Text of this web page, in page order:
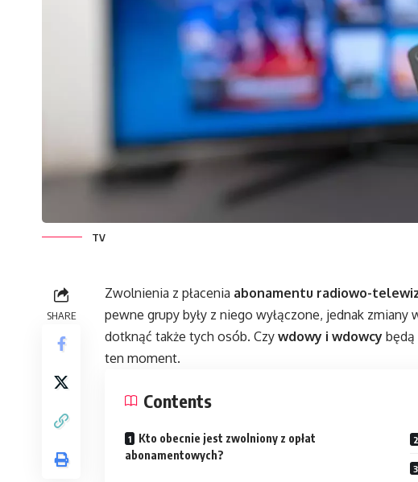
TV
SHARE
Zwolnienia z płacenia abonamentu radiowo-
pewne grupy były z niego wyłączone, jednak
dotknąć także tych osób. Czy wdowy i wdowcy będą
ten moment.
Contents
Kto obecnie jest zwolniony z opłat
abonamentowych?